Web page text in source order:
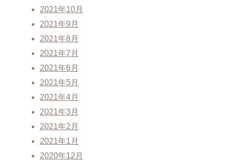
2021年10月
2021年9月
2021年8月
2021年7月
2021年6月
2021年5月
2021年4月
2021年3月
2021年2月
2021年1月
2020年12月